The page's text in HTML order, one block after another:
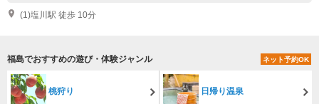
(1)塩川駅 徒歩 10分
福島でおすすめの遊び・体験ジャンル ネット予約OK
桃狩り 日帰り温泉